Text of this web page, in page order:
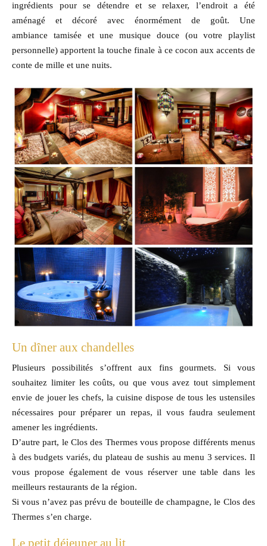
ingrédients pour se détendre et se relaxer, l’endroit a été
aménagé et décoré avec énormément de goût. Une
ambiance tamisée et une musique douce (ou votre playlist
personnelle) apportent la touche finale à ce cocon aux accents de
conte de mille et une nuits.
Un dîner aux chandelles
Plusieurs possibilités s’offrent aux fins gourmets. Si vous
souhaitez limiter les coûts, ou que vous avez tout simplement
envie de jouer les chefs, la cuisine dispose de tous les ustensiles
nécessaires pour préparer un repas, il vous faudra seulement
amener les ingrédients.
D’autre part, le Clos des Thermes vous propose différents menus
à des budgets variés, du plateau de sushis au menu 3 services. Il
vous propose également de vous réserver une table dans les
meilleurs restaurants de la région.
Si vous n’avez pas prévu de bouteille de champagne, le Clos des
Thermes s’en charge.